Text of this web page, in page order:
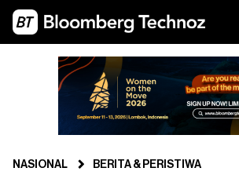
NASIONAL BERITA & PERISTIWA